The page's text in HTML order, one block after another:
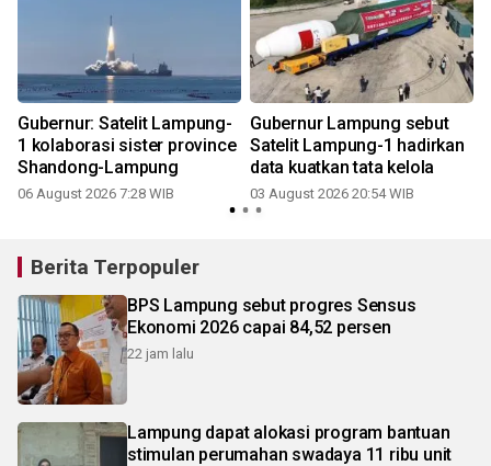
Gubernur: Satelit Lampung-
1 kolaborasi sister province
Shandong-Lampung
06 August 2026 7:28 WIB
Gubernur Lampung sebut
Satelit Lampung-1 hadirkan
data kuatkan tata kelola
03 August 2026 20:54 WIB
Berita Terpopuler
BPS Lampung sebut progres Sensus
Ekonomi 2026 capai 84,52 persen
22 jam lalu
Lampung dapat alokasi program bantuan
stimulan perumahan swadaya 11 ribu unit